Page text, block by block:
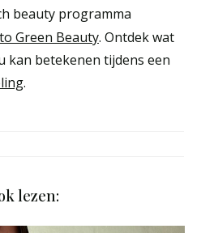
beauty programma
Green Beauty. Ontdek wat
kan betekenen tijdens een
.
lezen: